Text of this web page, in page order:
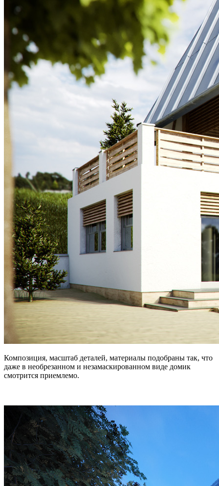
Композиция, масштаб деталей, материалы подобраны так, что
даже в необрезанном и незамаскированном виде домик
смотрится приемлемо.